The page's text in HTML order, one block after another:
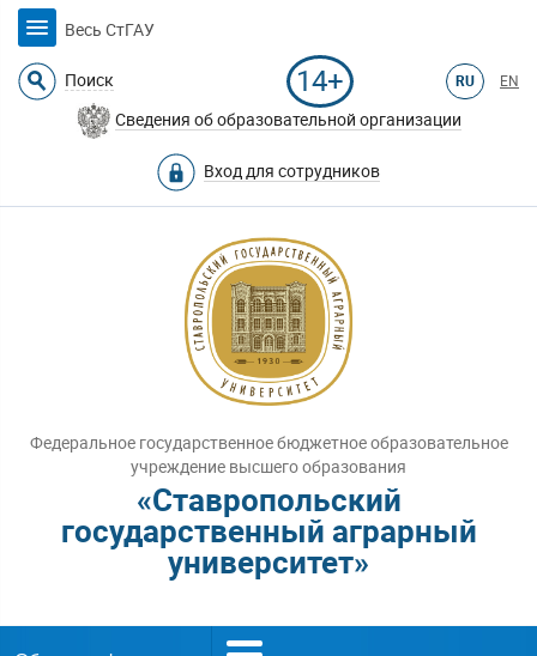
Весь СтГАУ
Поиск 14+ RU EN
Сведения об образовательной организации
Вход для сотрудников
Федеральное государственное бюджетное образовательное
учреждение высшего образования
«Ставропольский
государственный аграрный
университет»